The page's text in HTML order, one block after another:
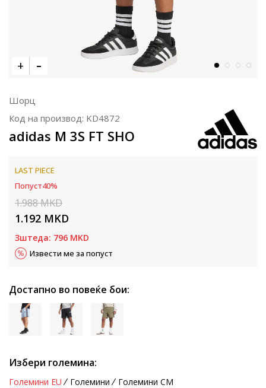
Шорц
Код на производ: KD4872
adidas M 3S FT SHO
LAST PIECE
Попуст40%
1.988MKD
1.192 MKD
Зштеда: 796 MKD
Извести ме за попуст
Достапно во повеќе бои:
Избери големина:
Големини EU Големини Големини CM